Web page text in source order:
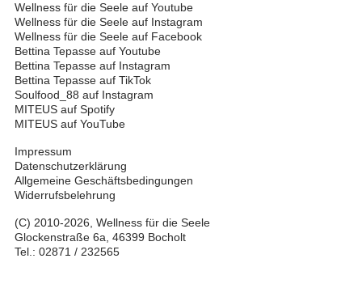
Wellness für die Seele auf Youtube
Wellness für die Seele auf Instagram
Wellness für die Seele auf Facebook
Bettina Tepasse auf Youtube
Bettina Tepasse auf Instagram
Bettina Tepasse auf TikTok
Soulfood_88 auf Instagram
MITEUS auf Spotify
MITEUS auf YouTube
Impressum
Datenschutzerklärung
Allgemeine Geschäftsbedingungen
Widerrufsbelehrung
(C) 2010-2026, Wellness für die Seele
Glockenstraße 6a, 46399 Bocholt
Tel.: 02871 / 232565